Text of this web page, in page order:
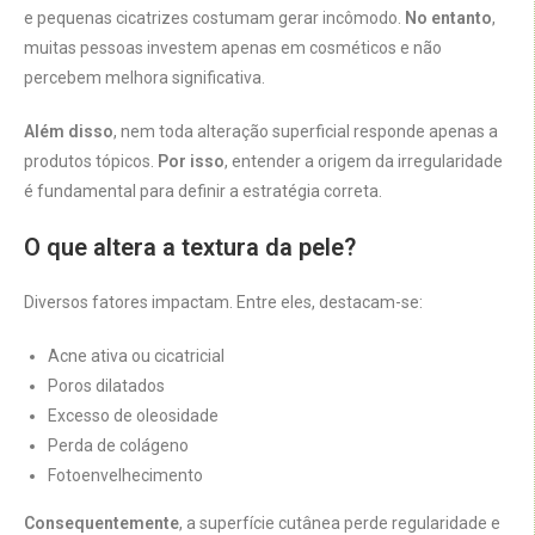
e pequenas cicatrizes costumam gerar incômodo. No entanto,
muitas pessoas investem apenas em cosméticos e não
percebem melhora significativa.
Além disso, nem toda alteração superficial responde apenas a
produtos tópicos. Por isso, entender a origem da irregularidade
é fundamental para definir a estratégia correta.
O que altera a textura da pele?
Diversos fatores impactam. Entre eles, destacam-se:
Acne ativa ou cicatricial
Poros dilatados
Excesso de oleosidade
Perda de colágeno
Fotoenvelhecimento
Consequentemente, a superfície cutânea perde regularidade e